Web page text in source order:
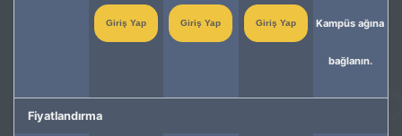
Giriş Yap Giriş Yap Giriş Yap Kampüs ağına
bağlanın.
Fiyatlandırma